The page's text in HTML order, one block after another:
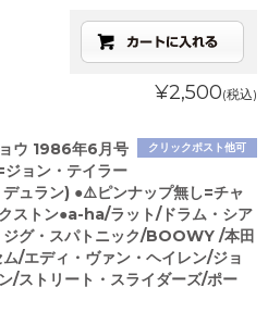
¥2,500(税込)
クリックポスト他可
ウ 1986年6月号
ジョン・テイラー
デュラン) ●⚠️ピンナップ無し=チャ
ストン●a-ha/ラット/ドラム・シア
ジグ・スパトニック/BOOWY /本田
/エディ・ヴァン・ヘイレン/ジョ
/ストリート・スライダーズ/ポー